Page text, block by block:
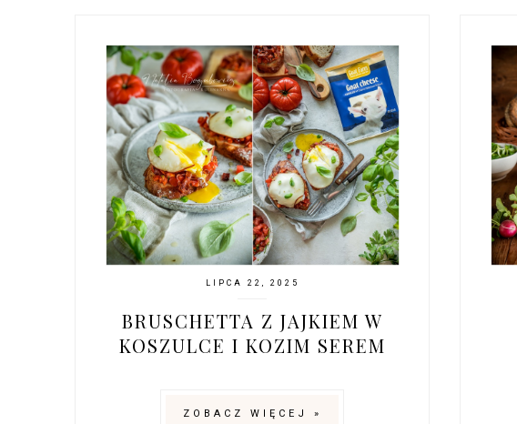
LIPCA 22, 2025
BRUSCHETTA Z JAJKIEM W
KOSZULCE I KOZIM SEREM
ZOBACZ WIĘCEJ »